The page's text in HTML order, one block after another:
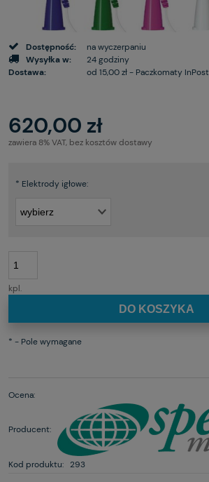
Dostępność:
na wyczerpaniu
Wysyłka w:
24 godziny
Dostawa:
od 15,00 zł- Paczkomaty InPost
620,00 zł
zawiera 8% VAT, bez kosztów dostawy
* Elektrody igłowe:
kpl.
DO KOSZYKA
* - Pole wymagane
Ocena:
Producent:
Kod produktu: 293